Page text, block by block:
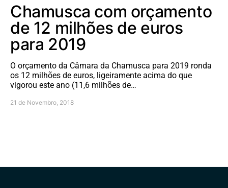
Chamusca com orçamento
de 12 milhões de euros
para 2019
O orçamento da Câmara da Chamusca para 2019 ronda
os 12 milhões de euros, ligeiramente acima do que
vigorou este ano (11,6 milhões de…
21 de Novembro, 2018